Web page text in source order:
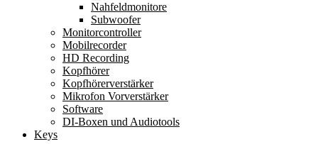
Nahfeldmonitore
Subwoofer
Monitorcontroller
Mobilrecorder
HD Recording
Kopfhörer
Kopfhörerverstärker
Mikrofon Vorverstärker
Software
DI-Boxen und Audiotools
Keys